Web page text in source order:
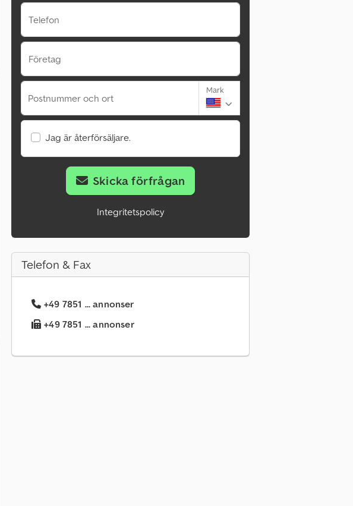
Telefon
Företag
Postnummer och ort
Mark
Jag är återförsäljare.
Skicka förfrågan
Integritetspolicy
Telefon & Fax
+49 7851 ... annonser
+49 7851 ... annonser